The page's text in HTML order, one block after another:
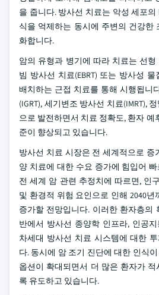
을 줍니다. 방사선 치료는 악성 세포의
식을 억제하는 동시에 주변의 건강한
화합니다.
암의 유형과 병기에 따라 치료는 선
빔 방사선 치료(EBRT) 또는 방사성
배치하는 근접 치료를 통해 시행됩니
(IGRT), 세기변조 방사선 치료(IMRT),
으로 발전하면서 치료 정확도, 환자 예
준이 향상되고 있습니다.
방사선 치료 시장은 전 세계적으로 증
양 치료에 대한 수요 증가에 힘입어
전 세계 암 관련 추정치에 따르면, 인
및 환경적 위험 요인으로 인해 2040년
증가할 전망입니다. 이러한 환자층의
반에서 방사선 종양학 인프라, 인공
차세대 방사선 치료 시스템에 대한
다. 동시에 암 조기 진단에 대한 인식
옵션이 확대되면서 더 많은 환자가
록 유도하고 있습니다.